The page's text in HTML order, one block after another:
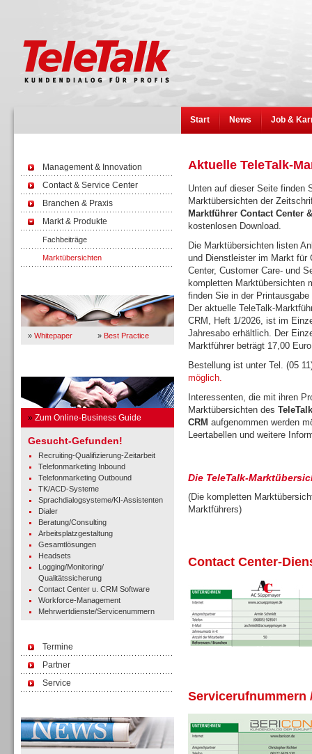
Start News Job &
Management & Innovation
Contact & Service Center
Branchen & Praxis
Markt & Produkte
Fachbeiträge
Marktübersichten
» Whitepaper » Best Practice
» Zum Online-Business Guide
Gesucht-Gefunden!
Recruiting-Qualifizierung-Zeitarbeit
Telefonmarketing Inbound
Telefonmarketing Outbound
TK/ACD-Systeme
Sprachdialogsysteme/KI-Assistenten
Dialer
Beratung/Consulting
Arbeitsplatzgestaltung
Gesamtlösungen
Headsets
Logging/Monitoring/
Qualitätssicherung
Contact Center u. CRM Software
Workforce-Management
Mehrwertdienste/Servicenummern
Termine
Partner
Service
Aktuelle TeleTalk-
Unten auf dieser Seite finden
Marktübersichten der
Marktführer Contact Center
kostenlosen Download.
Die Marktübersichten listen
und Dienstleister im Markt für
Center, Customer Care- und
kompletten Marktübersichten
finden Sie in der
Der aktuelle TeleTalk-
CRM, Heft 1/2026, ist im
Jahresabo erhältlich. Der
Marktführer beträgt 17,00
Bestellung ist unter Tel. (05
möglich.
Interessenten, die mit ihren
Marktübersichten des
CRM aufgenommen werden
Leertabellen und weitere
Die TeleTalk-
(Die kompletten
Marktführers)
Contact Center-
Servicerufnummern